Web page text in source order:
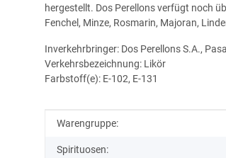
hergestellt. Dos Perellons verfügt noch
Fenchel, Minze, Rosmarin, Majoran,
Inverkehrbringer: Dos Perellons S.A.,
Verkehrsbezeichnung: Likör
Farbstoff(e): E-102, E-131
Produkteigenschaft
Wert
Warengruppe:
Spirituosen: